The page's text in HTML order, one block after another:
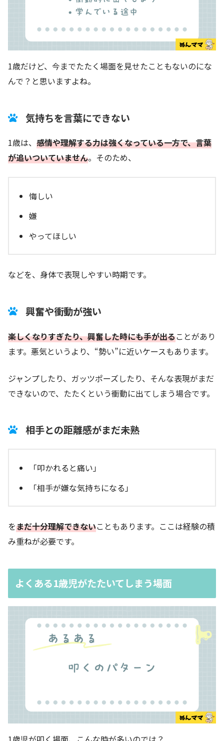
1歳だけど、今までたたく場面を見せたこともないのにな
んで？と思いますよね。
気持ちを言葉にできない
1歳は、 感情や理解する力は強くなっている一方で、言葉
が追いついていません。そのため、
悔しい
嫌
やってほしい
などを、身体で表現しやすい時期です。
興奮や衝動が強い
楽しくなりすぎたり、興奮した時にも手が出ることがあり
ます。悪気というより、“勢い”に近いケースもあります。
ジャンプしたり、ガッツポーズしたり、そんな表現がまだ
できないので、たたくという衝動に出てしまう場合です。
相手との距離感がまだ未熟
「叩かれると痛い」
「相手が嫌な気持ちになる」
をまだ十分理解できないこともあります。ここは経験の積
み重ねが必要です。
よくある1歳児がたたいてしまう場面